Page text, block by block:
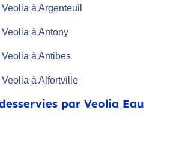
à Argenteuil
à Antony
à Antibes
à Alfortville
par Veolia Eau